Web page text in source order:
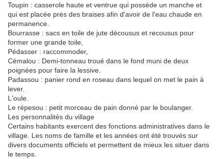
Toupin : casserole haute et ventrue qui possède un manche et
qui est placée près des braises afin d'avoir de l'eau chaude en
permanence.
Bourrasse : sacs en toile de jute décousus et recousus pour
former une grande toile,
Pédasser : raccommoder,
Cémalou : Demi-tonneau troué dans le fond muni de deux
poignées pour faire la lessive.
Padassou : panier rond en roseau dans lequel on met le pain à
lever.
L'oule.
Le répesou : petit morceau de pain donné par le boulanger.
Les personnalités du village
Certains habitants exercent des fonctions administratives dans le
village. Les noms de famille et les années ont été trouvés sur
divers documents officiels et permettent de mieux les situer dans
le temps.